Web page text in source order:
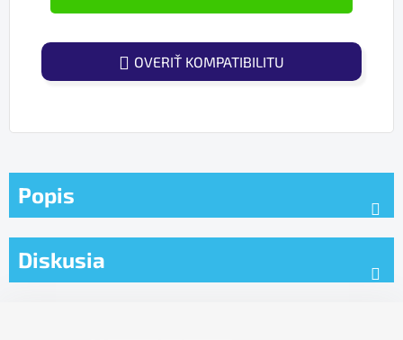
OVERIŤ KOMPATIBILITU
Popis
Diskusia